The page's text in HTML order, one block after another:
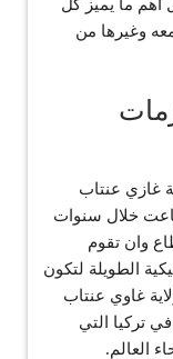
أهم ما يميز كل
وغيرها من
عام 1940 في ولاية غازي عنتاب
خلال سنوات
وان تقوم
الطويلة لتكون
غاوي عنتاب
تركيا التي
العالم.